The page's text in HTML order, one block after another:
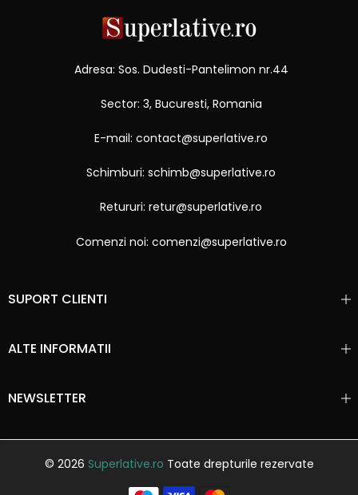
Adresa: Sos. Dudesti-Pantelimon nr.44
Sector: 3, Bucuresti, Romania
E-mail: contact@superlative.ro
Schimburi: schimb@superlative.ro
Retururi: retur@superlative.ro
Comenzi noi: comenzi@superlative.ro
SUPORT CLIENTI
ALTE INFORMATII
NEWSLETTER
© 2026 Superlative.ro Toate drepturile rezervate